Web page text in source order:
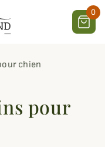
0
chien
pour